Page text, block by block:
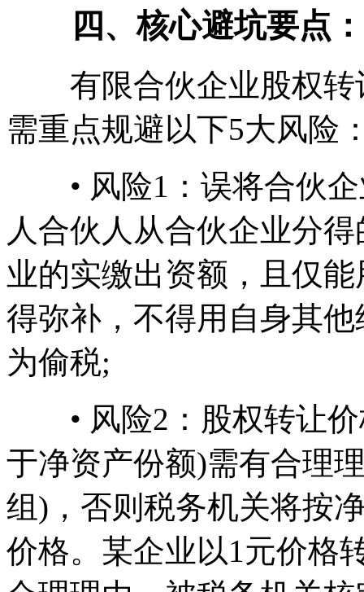
四、核心避坑要点：
有限合伙企业股权转
需重点规避以下5大风险
• 风险1：误将合伙企
人合伙人从合伙企业分
业的实缴出资额，且仅
得弥补，不得用自身其
为偷税;
• 风险2：股权转让价
于净资产份额)需有合理
组)，否则税务机关将按
价格。某企业以1元价格